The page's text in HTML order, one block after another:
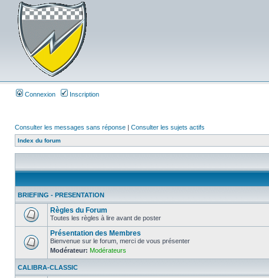
Connexion Inscription
Consulter les messages sans réponse | Consulter les sujets actifs
Index du forum
BRIEFING - PRESENTATION
Règles du Forum
Toutes les règles à lire avant de poster
Présentation des Membres
Bienvenue sur le forum, merci de vous présenter
Modérateur: Modérateurs
CALIBRA-CLASSIC